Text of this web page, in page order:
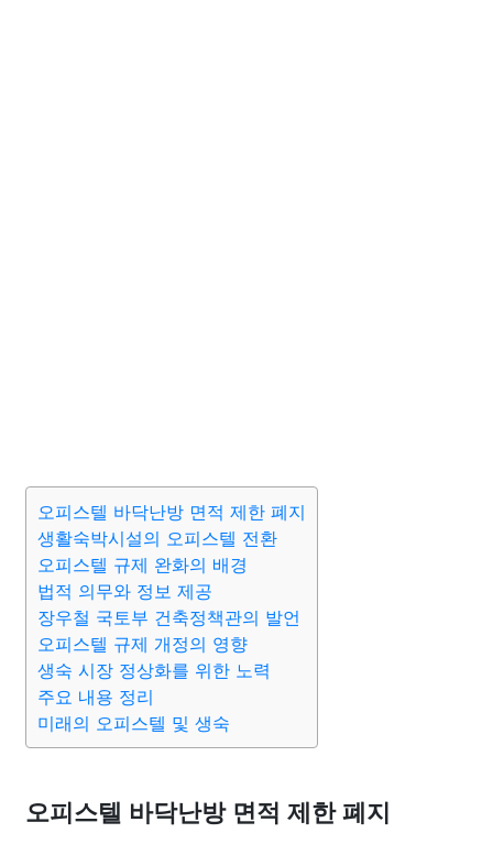
오피스텔 바닥난방 면적 제한 폐지
생활숙박시설의 오피스텔 전환
오피스텔 규제 완화의 배경
법적 의무와 정보 제공
장우철 국토부 건축정책관의 발언
오피스텔 규제 개정의 영향
생숙 시장 정상화를 위한 노력
주요 내용 정리
미래의 오피스텔 및 생숙
오피스텔 바닥난방 면적 제한 폐지